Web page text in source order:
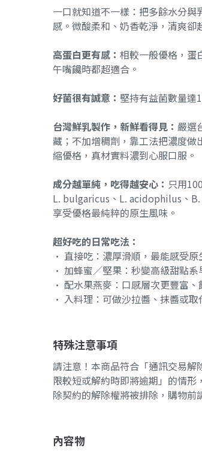
一口就知道不一樣：把多餘水分
感。微酸柔和、奶香乾淨，清爽卻
高蛋白更有感： 相較一般優格，蛋
午嘴饞時都超適合。
好菌很有誠意： 堅持有益菌數量達
台灣鮮乳製作，新鮮看得見： 嚴選
藏；不加增稠劑，靠工法把濃度
縮優格，真材實料濃到心服口服。
成分越單純，吃得越安心： 只用
L. bulgaricus、L. acidophilus、
享受優格最純粹的原生風味。
超好吃的日常吃法：
• 直接吃：濃厚滑順，最能感受原
• 加蜂蜜／堅果：秒變高級甜點系
• 配水果燕麥：口感層次更豐富、
• 入料理：可做沙拉醬、抹醬或
特殊注意事項
請注意！本商品符合「通訊交易
限較短或解約時即將逾期」的情
除契約的解除權將被排除，購物前
內容物